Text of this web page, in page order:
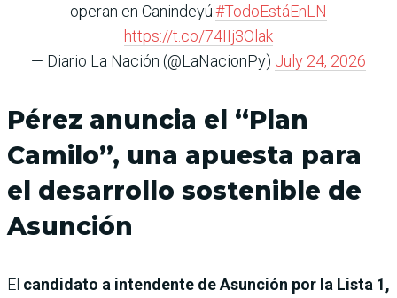
operan en Canindeyú.#TodoEstáEnLN
https://t.co/74IIj3Olak
— Diario La Nación (@LaNacionPy) July 24, 2026
Pérez anuncia el “Plan
Camilo”, una apuesta para
el desarrollo sostenible de
Asunción
El candidato a intendente de Asunción por la Lista 1,